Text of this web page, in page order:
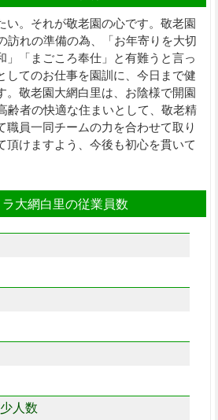
い。それが敬老園の心です。敬老園
訪れの準備の為、「お年寄りを大切
」「まごころ奉仕」と有難うと言っ
してのお仕事を園訓に、今日まで健
。敬老園大網白里は、お陰様で開園
齢者の快適な住まいとして、敬老精
職員一同チームの力を合わせて取り
頂けますよう、今後も初心を貫いて
大網白里の従業員数
人数